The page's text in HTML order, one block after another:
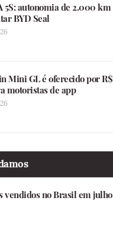
5S: autonomia de 2.000 km
BYD Seal
Mini GL é oferecido por R$
motoristas de app
vendidos no Brasil em julho